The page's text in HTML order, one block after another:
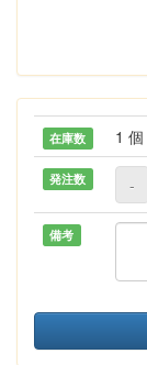
在庫数 1 個
発注数 -
備考